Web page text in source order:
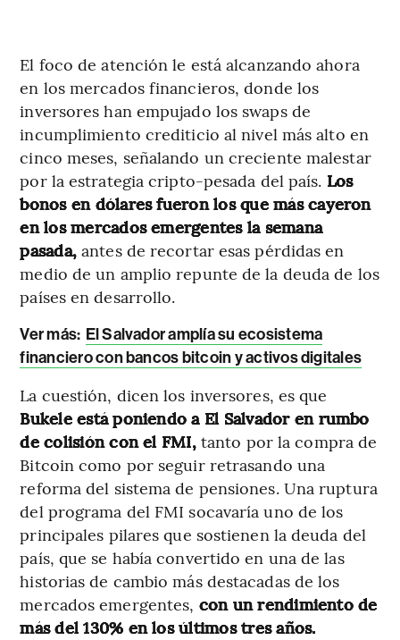
El foco de atención le está alcanzando ahora
en los mercados financieros, donde los
inversores han empujado los swaps de
incumplimiento crediticio al nivel más alto en
cinco meses, señalando un creciente malestar
por la estrategia cripto-pesada del país. Los
bonos en dólares fueron los que más cayeron
en los mercados emergentes la semana
pasada, antes de recortar esas pérdidas en
medio de un amplio repunte de la deuda de los
países en desarrollo.
Ver más: El Salvador amplía su ecosistema
financiero con bancos bitcoin y activos digitales
La cuestión, dicen los inversores, es que
Bukele está poniendo a El Salvador en rumbo
de colisión con el FMI,tanto por la compra de
Bitcoin como por seguir retrasando una
reforma del sistema de pensiones. Una ruptura
del programa del FMI socavaría uno de los
principales pilares que sostienen la deuda del
país, que se había convertido en una de las
historias de cambio más destacadas de los
mercados emergentes, con un rendimiento de
más del 130% en los últimos tres años.